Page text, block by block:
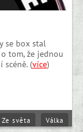
se box stal
tom, že jednou
scéně. (více)
Ze světa Válka